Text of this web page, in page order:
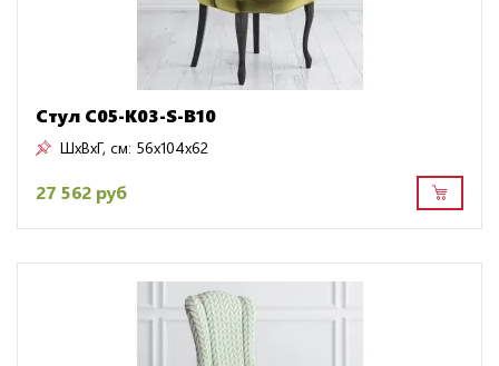
Стул C05-K03-S-B10
ШxВxГ, см: 56x104x62
27 562 руб